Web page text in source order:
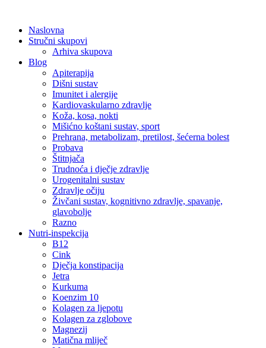
contentNaslovna
Stručni skupovi
Arhiva skupova
Blog
Apiterapija
Dišni sustav
Imunitet i alergije
Kardiovaskularno zdravlje
Koža, kosa, nokti
Mišićno koštani sustav, sport
Prehrana, metabolizam, pretilost, šećerna bolest
Probava
Štitnjača
Trudnoća i dječje zdravlje
Urogenitalni sustav
Zdravlje očiju
Živčani sustav, kognitivno zdravlje, spavanje,
glavobolje
Razno
Nutri-inspekcija
B12
Cink
Dječja konstipacija
Jetra
Kurkuma
Koenzim 10
Kolagen za ljepotu
Kolagen za zglobove
Magnezij
Matična mliječ